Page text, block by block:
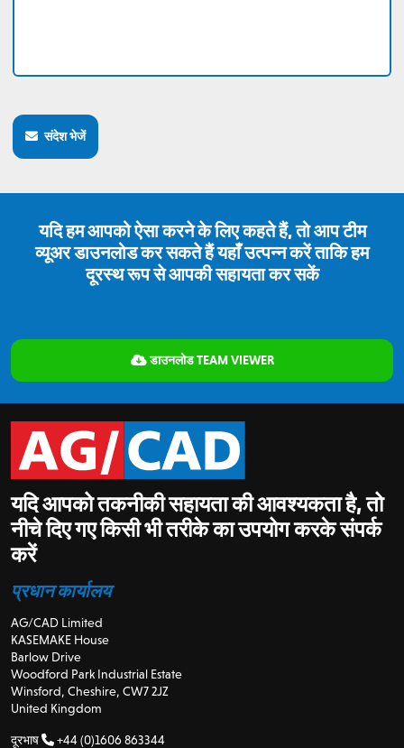
संदेश भेजें
यदि हम आपको ऐसा करने के लिए कहते हैं, तो आप टीम
व्यूअर डाउनलोड कर सकते हैं यहाँ उत्पन्न करें ताकि हम
दूरस्थ रूप से आपकी सहायता कर सकें
डाउनलोड TEAM VIEWER
यदि आपको तकनीकी सहायता की आवश्यकता है, तो
नीचे दिए गए किसी भी तरीके का उपयोग करके संपर्क
करें
प्रधान कार्यालय
AG/CAD Limited
KASEMAKE House
Barlow Drive
Woodford Park Industrial Estate
Winsford, Cheshire, CW7 2JZ
United Kingdom
दूरभाष
+44 (0)1606 863344